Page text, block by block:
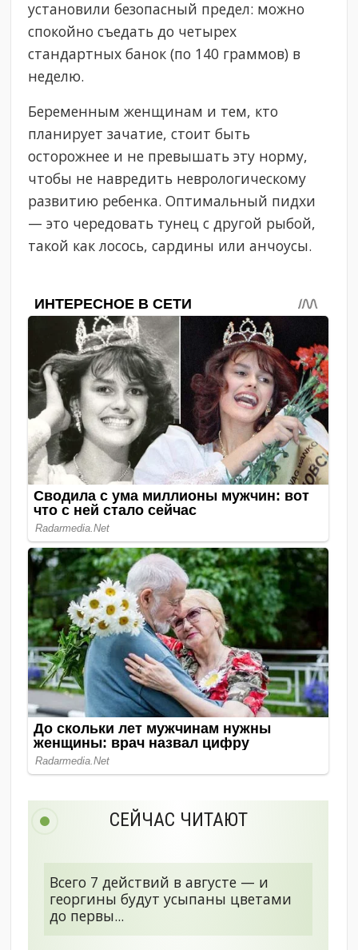
установили безопасный предел: можно
спокойно съедать до четырех
стандартных банок (по 140 граммов) в
неделю.
Беременным женщинам и тем, кто
планирует зачатие, стоит быть
осторожнее и не превышать эту норму,
чтобы не навредить неврологическому
развитию ребенка. Оптимальный пидхи
— это чередовать тунец с другой рыбой,
такой как лосось, сардины или анчоусы.
СЕЙЧАС ЧИТАЮТ
Всего 7 действий в августе — и
георгины будут усыпаны цветами
до первы...